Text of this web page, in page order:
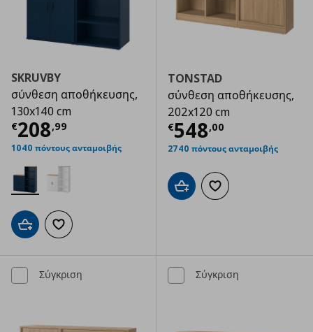
SKRUVBY
σύνθεση αποθήκευσης,
130x140 cm
€208,99
Τρέχουσα τιμή € 208,99
1040 πόντους ανταμοιβής
Προσθήκη στο καλάθι
Προσθήκη στα αγαπημένα
TONSTAD
σύνθεση αποθήκευσης,
202x120 cm
€548,00
Τρέχουσα
2740 πόντους ανταμοιβής
Προσθήκη στο καλάθι
Προσθήκη στα
Σύγκριση Σύγκριση